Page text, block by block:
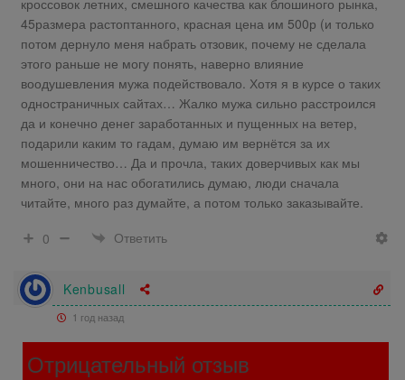
45размера растоптанного, красная цена им 500р (и только
потом дернуло меня набрать отзовик, почему не сделала
этого раньше не могу понять, наверно влияние
воодушевления мужа подействовало. Хотя я в курсе о таких
одностраничных сайтах… Жалко мужа сильно расстроился
да и конечно денег заработанных и пущенных на ветер,
подарили каким то гадам, думаю им вернётся за их
мошенничество… Да и прочла, таких доверчивых как мы
много, они на нас обогатились думаю, люди сначала
читайте, много раз думайте, а потом только заказывайте.
0
Ответить
Kenbusall
1 год назад
Отрицательный отзыв